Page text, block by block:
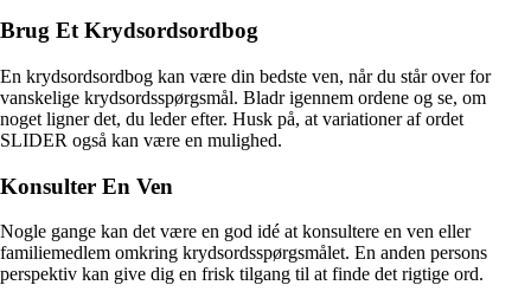
Brug Et Krydsordsordbog
En krydsordsordbog kan være din bedste ven, når du står over for
vanskelige krydsordsspørgsmål. Bladr igennem ordene og se, om
noget ligner det, du leder efter. Husk på, at variationer af ordet
SLIDER også kan være en mulighed.
Konsulter En Ven
Nogle gange kan det være en god idé at konsultere en ven eller
familiemedlem omkring krydsordsspørgsmålet. En anden persons
perspektiv kan give dig en frisk tilgang til at finde det rigtige ord.